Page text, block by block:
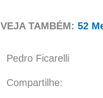
VEJA TAMBÉM: 52
Pedro Ficarelli
Compartilhe: